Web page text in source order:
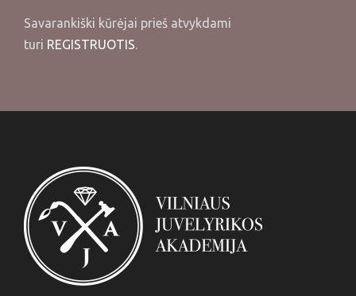
Savarankiški kūrėjai prieš atvykdami
turi REGISTRUOTIS.